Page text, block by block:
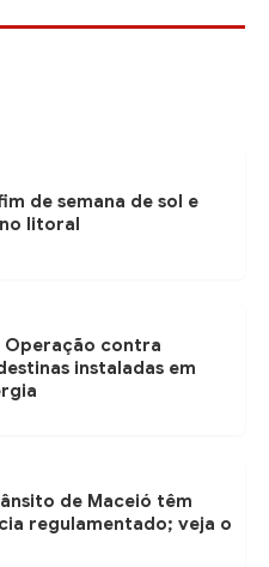
de semana de sol e
litoral
Operação contra
instaladas em
de Maceió têm
regulamentado; veja o